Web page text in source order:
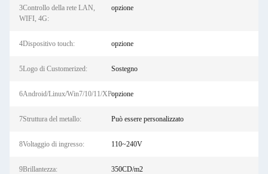
3Controllo della rete LAN,
WIFI, 4G:
opzione
4Dispositivo touch: opzione
5Logo di Customerized: Sostegno
6Android/Linux/Win7/10/11/XP:opzione
7Struttura del metallo: Può essere personalizzato
8Voltaggio di ingresso: 110~240V
9Brillantezza: 350CD/m2